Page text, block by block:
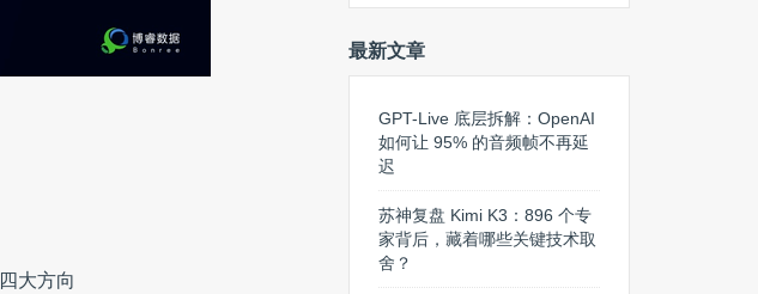
四大方向
最新文章
GPT-Live 底层拆解：OpenAI
如何让 95% 的音频帧不再延
迟
苏神复盘 Kimi K3：896 个专
家背后，藏着哪些关键技术取
舍？